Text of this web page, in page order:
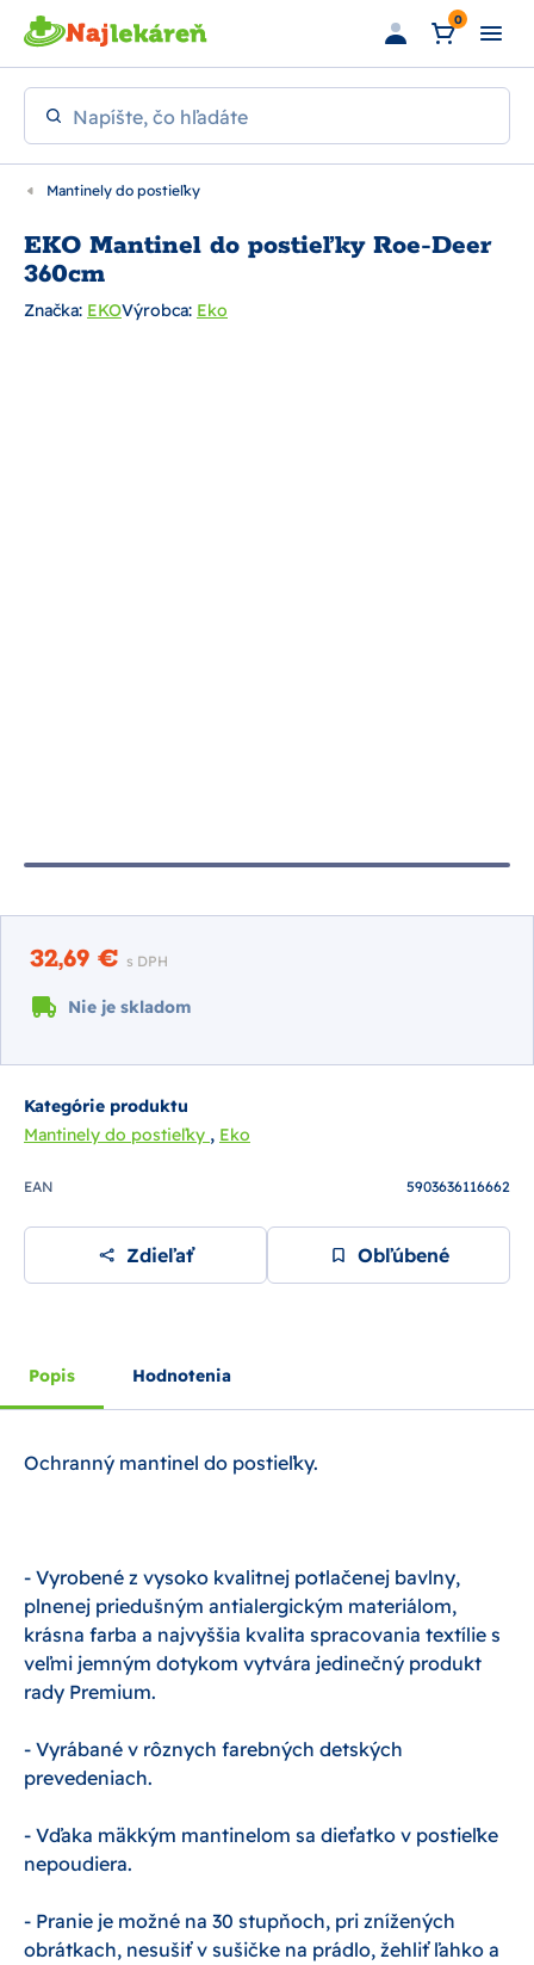
Preskočiť na hlavný obsah 0
Napíšte, čo hľadáte
Mantinely do postieľky
EKO Mantinel do postieľky Roe-Deer
360cm
Značka: EKOVýrobca: Eko
32,69 € s DPH
Nie je skladom
Kategórie produktu
Mantinely do postieľky , Eko
EAN 5903636116662
Zdieľať Obľúbené
Popis Hodnotenia
Ochranný mantinel do postieľky.
- Vyrobené z vysoko kvalitnej potlačenej bavlny,
plnenej priedušným antialergickým materiálom,
krásna farba a najvyššia kvalita spracovania textílie s
veľmi jemným dotykom vytvára jedinečný produkt
rady Premium.
- Vyrábané v rôznych farebných detských
prevedeniach.
- Vďaka mäkkým mantinelom sa dieťatko v postieľke
nepoudiera.
- Pranie je možné na 30 stupňoch, pri znížených
obrátkach, nesušiť v sušičke na prádlo, žehliť ľahko a